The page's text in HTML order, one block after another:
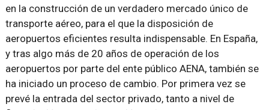
en la construcción de un verdadero mercado único de
transporte aéreo, para el que la disposición de
aeropuertos eficientes resulta indispensable. En España,
y tras algo más de 20 años de operación de los
aeropuertos por parte del ente público AENA, también se
ha iniciado un proceso de cambio. Por primera vez se
prevé la entrada del sector privado, tanto a nivel de